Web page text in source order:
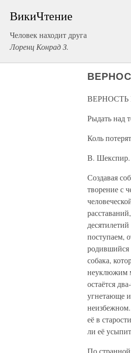
ВикиЧтение
Человек находит друга
Лоренц Конрад З.
ВЕРНОСТЬ
Рыдать над
Коль
В.
Создавая
творение с
поступаем,
родившийся
собака,
неуклюжим
остаётся
угнетающе и
её в
ли её
По